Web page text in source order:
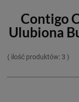
Contigo
Ulubiona
( ilość produktów: 3 )